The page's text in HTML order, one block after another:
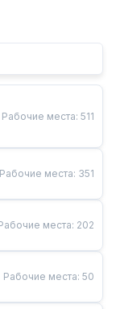
Рабочие места: 511
Рабочие места: 351
места: 202
Рабочие места: 50